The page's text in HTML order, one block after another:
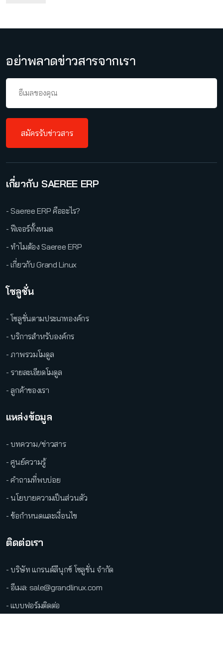
อย่าพลาดข่าวสารจากเรา
สมัครรับข่าวสาร
เกี่ยวกับ SAEREE ERP
- Saeree ERP คืออะไร?
- ฟีเจอร์ทั้งหมด
- ทำไมต้อง Saeree ERP
- เกี่ยวกับ Grand Linux
โซลูชั่น
- โซลูชั่นตามประเภทองค์กร
- บริการสำหรับองค์กร
- ภาพรวมโมดูล
- รายละเอียดโมดูล
- ลูกค้าของเรา
แหล่งข้อมูล
- บทความ/ข่าวสาร
- ศูนย์ความรู้
- คำถามที่พบบ่อย
- นโยบายความเป็นส่วนตัว
- ข้อกำหนดและเงื่อนไข
ติดต่อเรา
- บริษัท แกรนด์ลีนุกซ์ โซลูชั่น จำกัด
- อีเมล: sale@grandlinux.com
- แบบฟอร์มติดต่อ